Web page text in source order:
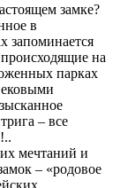
замке?
в
запоминается
на
парках
– все
мечтаний и
– «родовое